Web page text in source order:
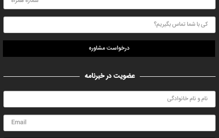
درخواست مشاوره
عضویت در خبرنامه